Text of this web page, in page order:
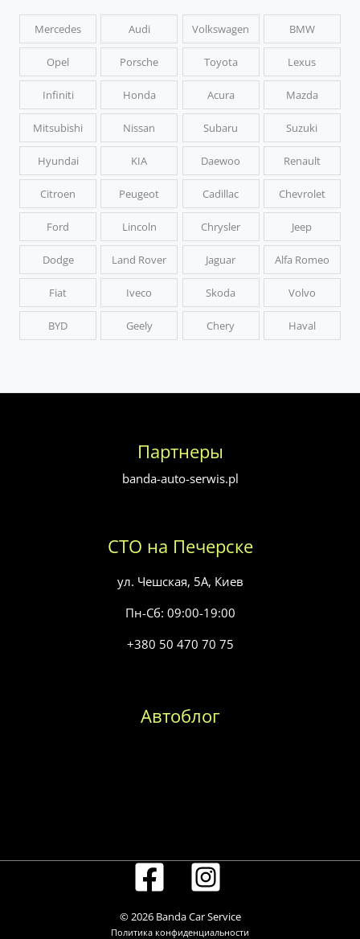
Mercedes Audi Volkswagen BMW
Opel Porsche Toyota Lexus
Infiniti Honda Acura Mazda
Mitsubishi Nissan Subaru Suzuki
Hyundai KIA Daewoo Renault
Citroen Peugeot Cadillac Chevrolet
Ford Lincoln Chrysler Jeep
Dodge Land Rover Jaguar Alfa Romeo
Fiat Iveco Skoda Volvo
BYD Geely Chery Haval
Партнеры
banda-auto-serwis.pl
СТО на Печерске
ул. Чешская, 5А, Киев
Пн-Сб: 09:00-19:00
+380 50 470 70 75
Автоблог
© 2026 Banda Car Service
Политика конфиденциальности